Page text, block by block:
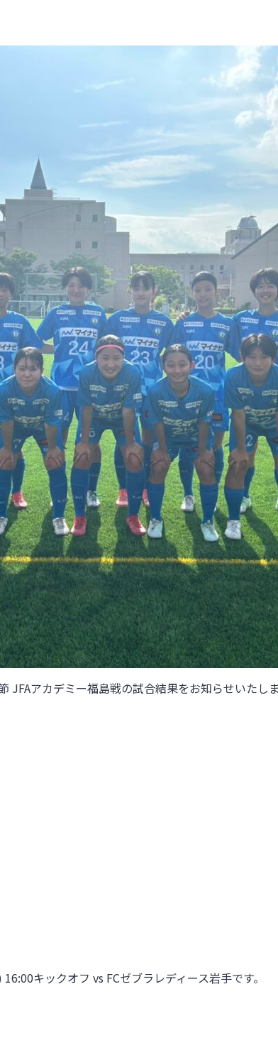
JFAアカデミー福島戦の試合結果をお知らせいたしま
16:00キックオフ vs FCゼブラレディース岩手です。